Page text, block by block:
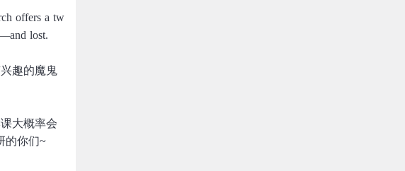
offers a tw
lost.
趣的魔鬼
大概率会
的你们~